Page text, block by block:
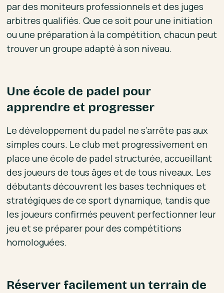
par des moniteurs professionnels et des juges
arbitres qualifiés. Que ce soit pour une initiation
ou une préparation à la compétition, chacun peut
trouver un groupe adapté à son niveau.
Une école de padel pour
apprendre et progresser
Le développement du padel ne s’arrête pas aux
simples cours. Le club met progressivement en
place une école de padel structurée, accueillant
des joueurs de tous âges et de tous niveaux. Les
débutants découvrent les bases techniques et
stratégiques de ce sport dynamique, tandis que
les joueurs confirmés peuvent perfectionner leur
jeu et se préparer pour des compétitions
homologuées.
Réserver facilement un terrain de